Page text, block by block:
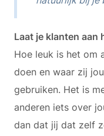
Laat je klanten aan
Hoe leuk is het om
doen en waar zij
gebruiken. Het is
anderen iets over
dan dat jij dat zelf